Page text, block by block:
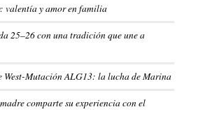
valentía y amor en familia
25–26 con una tradición que une a
West-Mutación ALG13: la lucha de Marina
comparte su experiencia con el